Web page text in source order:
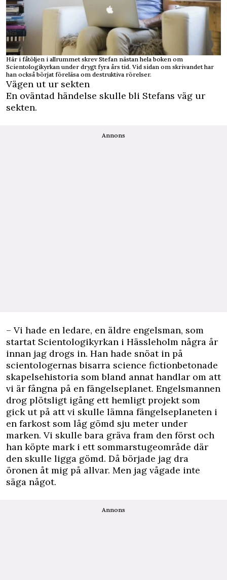
Här i fåtöljen i allrummet skrev Stefan nästan hela boken om
Scientologikyrkan under drygt fyra års tid. Vid sidan om skrivandet har
han också börjat föreläsa om destruktiva rörelser.
Vägen ut ur sekten
En oväntad händelse skulle bli Stefans väg ur
sekten.
Annons
– Vi hade en ledare, en äldre engelsman, som
startat Scientologikyrkan i Hässleholm några år
innan jag drogs in. Han hade snöat in på
scientologernas bisarra science fictionbetonade
skapelsehistoria som bland annat handlar om att
vi är fångna på en fängelseplanet. Engelsmannen
drog plötsligt igång ett hemligt projekt som
gick ut på att vi skulle lämna fängelseplaneten i
en farkost som låg gömd sju meter under
marken. Vi skulle bara gräva fram den först och
han köpte mark i ett sommarstugeområde där
den skulle ligga gömd. Då började jag dra
öronen åt mig på allvar. Men jag vågade inte
säga något.
Annons